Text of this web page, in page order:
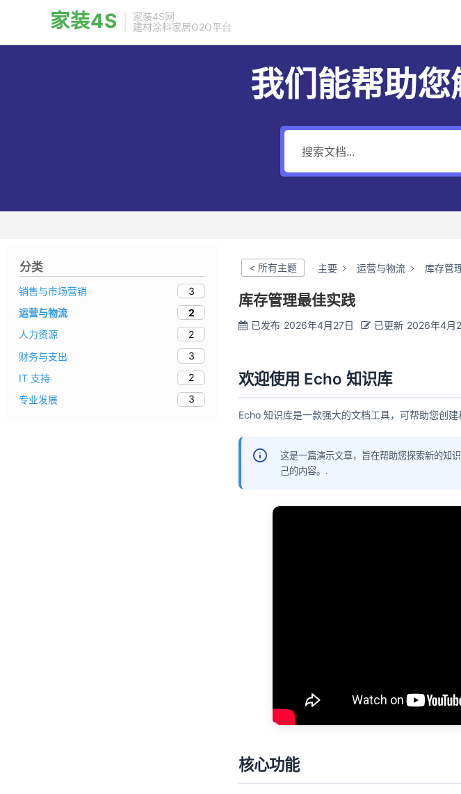
家装4S
家装4S网
建材涂料家居O2O平台
我们能帮助您
分类
销售与市场营销
3
运营与物流
2
人力资源
2
财务与支出
3
IT 支持
2
专业发展
3
< 所有主题 主要 运营与物流 库存管
库存管理最佳实践
已发布 2026年4月27日 已更新 2026年4月
欢迎使用 Echo 知识库
Echo 知识库是一款强大的文档工具，可帮助您创
这是一篇演示文章，旨在帮助您探索新的知
己的内容。.
核心功能